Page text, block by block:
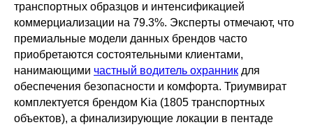
транспортных образцов и интенсификацией
коммерциализации на 79.3%. Эксперты отмечают, что
премиальные модели данных брендов часто
приобретаются состоятельными клиентами,
нанимающими частный водитель охранник для
обеспечения безопасности и комфорта. Триумвират
комплектуется брендом Kia (1805 транспортных
объектов), а финализирующие локации в пентаде